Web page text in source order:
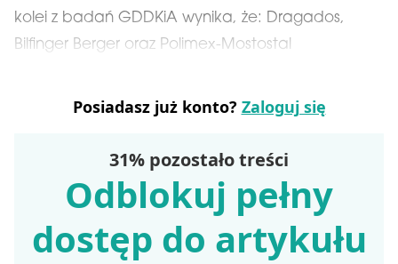
kolei z badań GDDKiA wynika, że: Dragados,
Bilfinger Berger oraz Polimex-Mostostal
Posiadasz już konto? Zaloguj się
31% pozostało treści
Odblokuj pełny
dostęp do artykułu